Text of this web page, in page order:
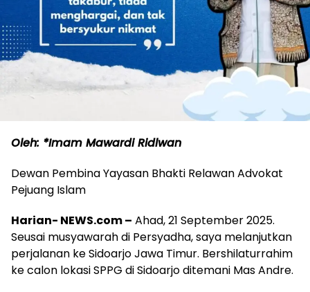
Oleh: *Imam Mawardi Ridlwan
Dewan Pembina Yayasan Bhakti Relawan Advokat
Pejuang Islam
Harian- NEWS.com – Ahad, 21 September 2025.
Seusai musyawarah di Persyadha, saya melanjutkan
perjalanan ke Sidoarjo Jawa Timur. Bershilaturrahim
ke calon lokasi SPPG di Sidoarjo ditemani Mas Andre.